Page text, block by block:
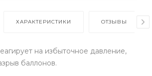
ХАРАКТЕРИСТИКИ ОТЗЫВЫ
на избыточное давление,
баллонов.